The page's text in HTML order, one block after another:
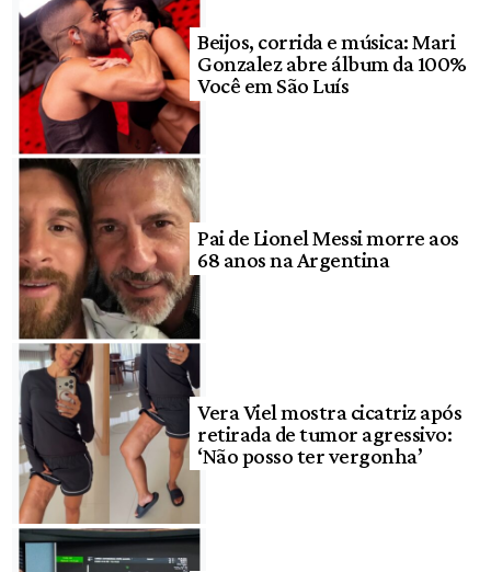
Beijos, corrida e música: Mari
Gonzalez abre álbum da 100%
Você em São Luís
Pai de Lionel Messi morre aos
68 anos na Argentina
Vera Viel mostra cicatriz após
retirada de tumor agressivo:
‘Não posso ter vergonha’